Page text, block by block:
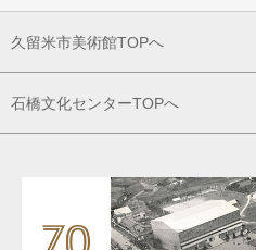
久留米市美術館TOPへ
石橋文化センターTOPへ